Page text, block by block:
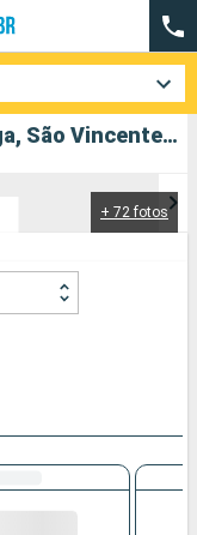
Cruzeiro Queen Elizabeth: Tonga, São Vincente e Granadinas, México, Costa Rica, Africa do Sul, Maurice, Malásia, Singapura, China, Japão, Papua Nova Guiné, Austrália, Francia, Estados Unidos, Panamá, Aruba, Portugal partindo de Southampton
+ 72 fotos